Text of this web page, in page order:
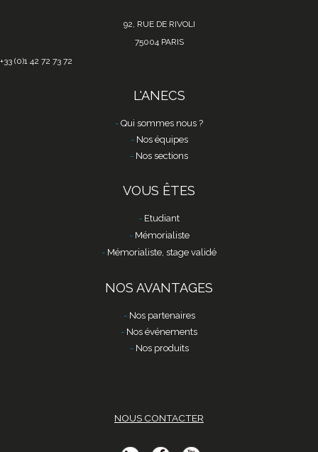
92, RUE DE RIVOLI
75004 PARIS
+33 (0)1 42 72 73 72
L'ANECS
Qui sommes nous ?
Nos équipes
Nos sections
VOUS ÊTES
Etudiant
Mémorialiste
Mémorialiste, stage validé
NOS AVANTAGES
Nos partenaires
Nos événements
Nos produits
NOUS CONTACTER